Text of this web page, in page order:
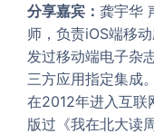
分享嘉宾： 龚宇华
师，负责iOS端移
发过移动端电子杂
三方应用指定集成
在2012年进入互联
版过《我在北大读